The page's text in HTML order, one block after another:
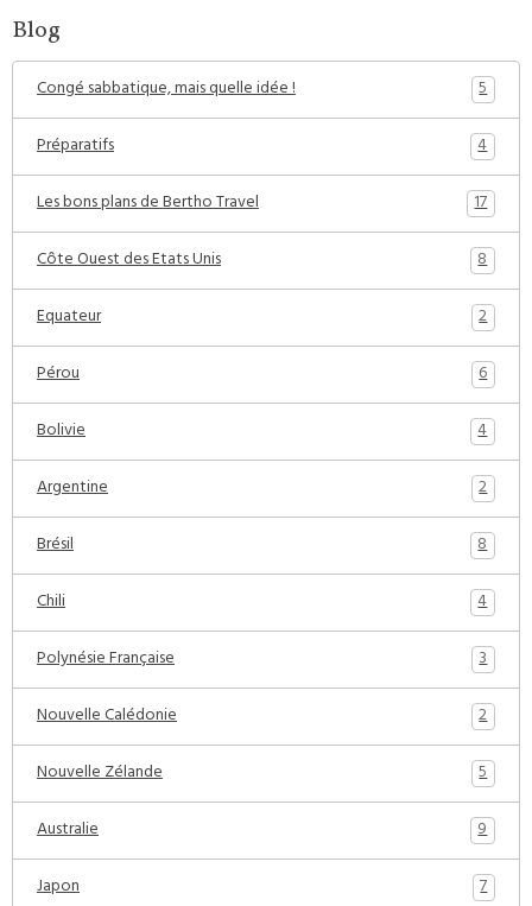
Blog
Congé sabbatique, mais quelle idée !
5
Préparatifs
4
Les bons plans de Bertho Travel
17
Côte Ouest des Etats Unis
8
Equateur
2
Pérou
6
Bolivie
4
Argentine
2
Brésil
8
Chili
4
Polynésie Française
3
Nouvelle Calédonie
2
Nouvelle Zélande
5
Australie
9
Japon
7